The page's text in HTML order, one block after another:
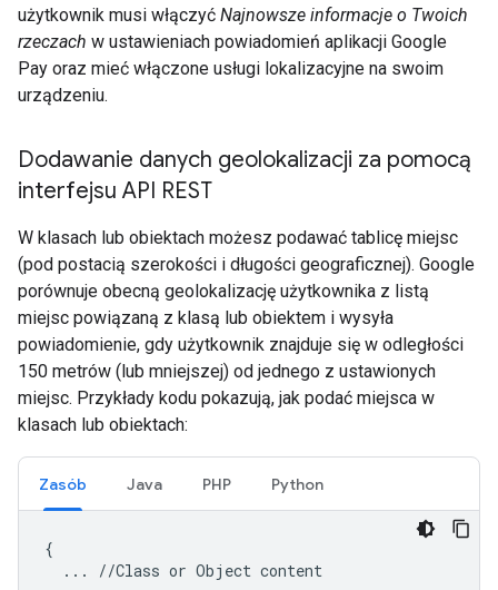
użytkownik musi włączyć Najnowsze informacje o Twoich
rzeczach w ustawieniach powiadomień aplikacji Google
Pay oraz mieć włączone usługi lokalizacyjne na swoim
urządzeniu.
Dodawanie danych geolokalizacji za pomocą
interfejsu API REST
W klasach lub obiektach możesz podawać tablicę miejsc
(pod postacią szerokości i długości geograficznej). Google
porównuje obecną geolokalizację użytkownika z listą
miejsc powiązaną z klasą lub obiektem i wysyła
powiadomienie, gdy użytkownik znajduje się w odległości
150 metrów (lub mniejszej) od jednego z ustawionych
miejsc. Przykłady kodu pokazują, jak podać miejsca w
klasach lub obiektach:
Zasób Java PHP Python
{
  ... //Class or Object content